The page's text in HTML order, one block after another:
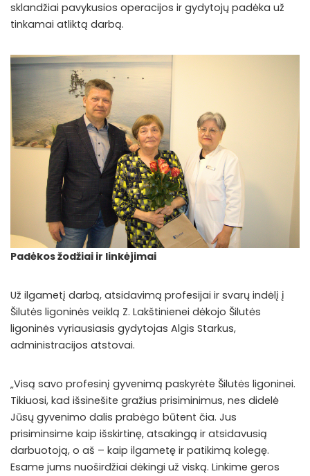
sklandžiai pavykusios operacijos ir gydytojų padėka už
tinkamai atliktą darbą.
Padėkos žodžiai ir linkėjimai
Už ilgametį darbą, atsidavimą profesijai ir svarų indėlį į
Šilutės ligoninės veiklą Z. Lakštinienei dėkojo Šilutės
ligoninės vyriausiasis gydytojas Algis Starkus,
administracijos atstovai.
„Visą savo profesinį gyvenimą paskyrėte Šilutės ligoninei.
Tikiuosi, kad išsinešite gražius prisiminimus, nes didelė
Jūsų gyvenimo dalis prabėgo būtent čia. Jus
prisiminsime kaip išskirtinę, atsakingą ir atsidavusią
darbuotoją, o aš – kaip ilgametę ir patikimą kolegę.
Esame jums nuoširdžiai dėkingi už viską. Linkime geros